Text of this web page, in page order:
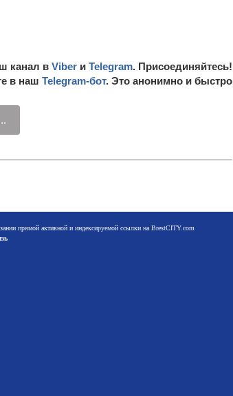
канал в Viber и Telegram. Присоединяйтесь!
в наш Telegram-бот. Это анонимно и быстро
прямой активной и индексируемой ссылки на BrestCITY.com